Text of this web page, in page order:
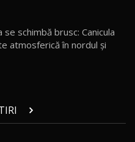
Test Drive AutoBlog.MD
Surf / Test Drive
schimbă brusc: Canicula
atmosferică în nordul și